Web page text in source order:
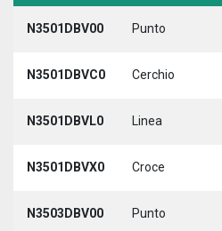
N3501DBV00 Punto
N3501DBVC0 Cerchio
N3501DBVL0 Linea
N3501DBVX0 Croce
N3503DBV00 Punto